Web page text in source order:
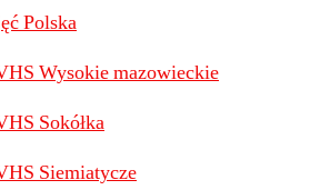
Polska
Wysokie mazowieckie
Sokółka
Siemiatycze